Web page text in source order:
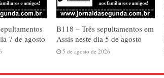
7 de agosto
B118 – Três sepultamentos em
Assis neste dia 5 de agosto
5 de agosto de 2026